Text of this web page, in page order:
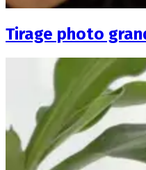
Tirage photo